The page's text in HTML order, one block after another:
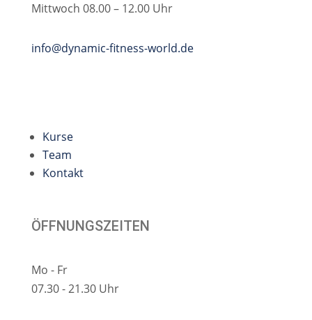
Mittwoch 08.00 – 12.00 Uhr
info@dynamic-fitness-world.de
Kurse
Team
Kontakt
ÖFFNUNGSZEITEN
Mo - Fr
07.30 - 21.30 Uhr